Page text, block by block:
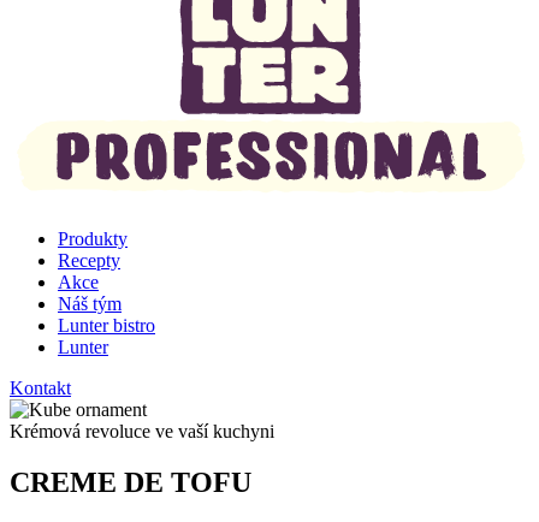
Produkty
Recepty
Akce
Náš tým
Lunter bistro
Lunter
Kontakt
Krémová revoluce ve vaší kuchyni
CREME DE TOFU